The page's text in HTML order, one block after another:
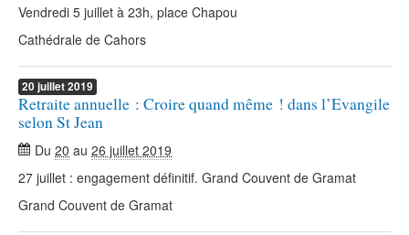
Vendredi 5 juillet à 23h, place Chapou
Cathédrale de Cahors
20 juillet2019
Retraite annuelle : Croire quand même ! dans l’Evangile
selon St Jean
Du 20 au 26 juillet 2019
27 juillet : engagement définitif. Grand Couvent de Gramat
Grand Couvent de Gramat